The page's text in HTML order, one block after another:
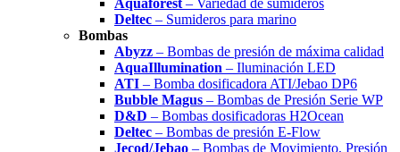
Aquaforest – Variedad de sumideros
Deltec – Sumideros para marino
Bombas
Abyzz – Bombas de presión de máxima calidad
AquaIllumination – Iluminación LED
ATI – Bomba dosificadora ATI/Jebao DP6
Bubble Magus – Bombas de Presión Serie WP
D&D – Bombas dosificadoras H2Ocean
Deltec – Bombas de presión E-Flow
Jecod/Jebao – Bombas de Movimiento, Presión